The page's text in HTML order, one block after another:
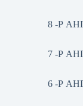
8 -Р
7 -Р
6 -Р